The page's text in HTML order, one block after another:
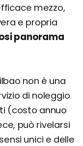
mezzo,
e propria
panorama
non è una
di noleggio
(costo annuo
può rivelarsi
unici e delle